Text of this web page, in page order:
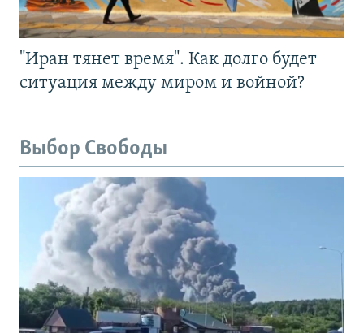
"Иран тянет время". Как долго будет
ситуация между миром и войной?
Выбор Свободы